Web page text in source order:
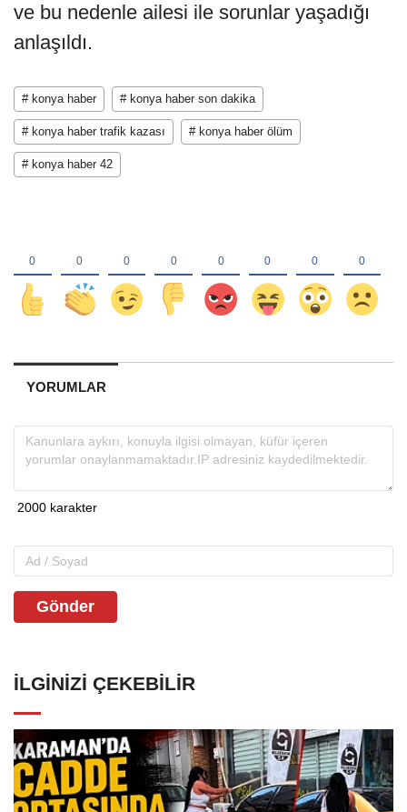
ve bu nedenle ailesi ile sorunlar yaşadığı
anlaşıldı.
# konya haber # konya haber son dakika
# konya haber trafik kazası # konya haber ölüm
# konya haber 42
YORUMLAR
Gönder
İLGINIZI ÇEKEBILIR